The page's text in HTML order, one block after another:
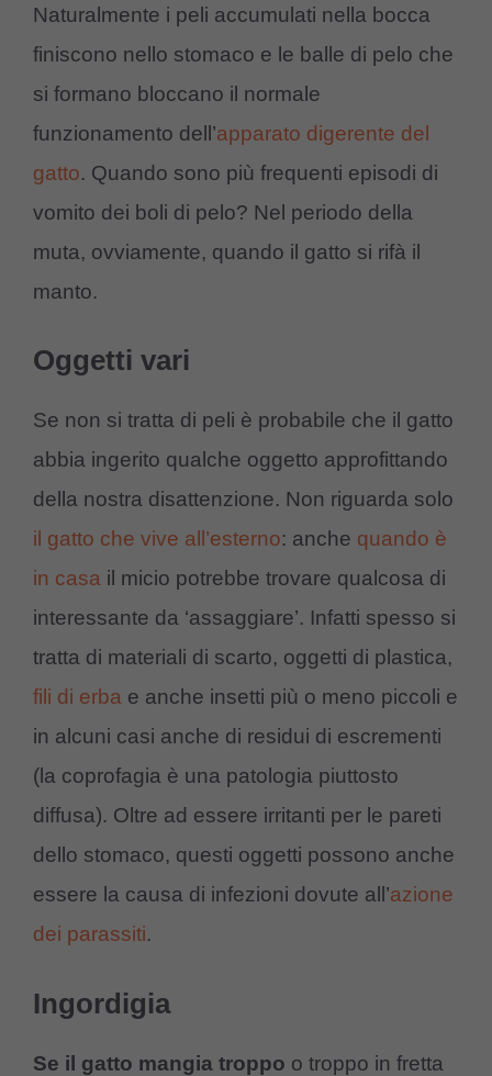
Naturalmente i peli accumulati nella bocca
finiscono nello stomaco e le balle di pelo che
si formano bloccano il normale
funzionamento dell’apparato digerente del
gatto. Quando sono più frequenti episodi di
vomito dei boli di pelo? Nel periodo della
muta, ovviamente, quando il gatto si rifà il
manto.
Oggetti vari
Se non si tratta di peli è probabile che il gatto
abbia ingerito qualche oggetto approfittando
della nostra disattenzione. Non riguarda solo
il gatto che vive all’esterno: anche quando è
in casa il micio potrebbe trovare qualcosa di
interessante da ‘assaggiare’. Infatti spesso si
tratta di materiali di scarto, oggetti di plastica,
fili di erba e anche insetti più o meno piccoli e
in alcuni casi anche di residui di escrementi
(la coprofagia è una patologia piuttosto
diffusa). Oltre ad essere irritanti per le pareti
dello stomaco, questi oggetti possono anche
essere la causa di infezioni dovute all’azione
dei parassiti.
Ingordigia
Se il gatto mangia troppo o troppo in fretta